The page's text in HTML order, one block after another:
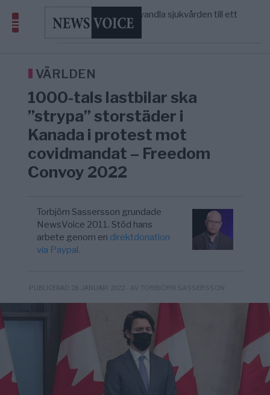
5/8
S och KD vill omvandla sjukvården till ett
geografiskt apartheidsystem
AFRIKA
Massiv anstormning till Ceuta – Misstankar
America” – Finally
VÄRLDEN
1000-tals lastbilar ska
”strypa” storstäder i
Kanada i protest mot
covidmandat – Freedom
Convoy 2022
Torbjörn Sassersson grundade
NewsVoice 2011. Stöd hans
arbete genom en direktdonation
via Paypal.
PUBLICERAD 28 JANUARI 2022 - AV TORBJÖRN SASSERSSON